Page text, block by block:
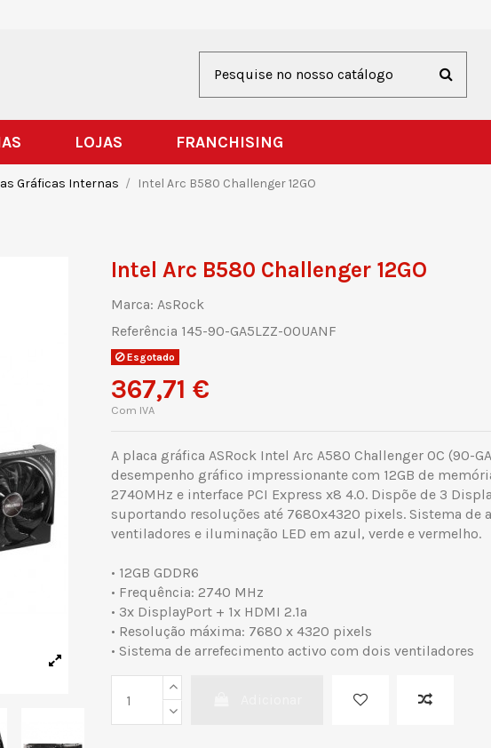
LOJAS FRANCHISING
Gráficas Internas Intel Arc B580 Challenger 12GO
Intel Arc B580 Challenger 12GO
Marca: AsRock
Referência 145-90-GA5LZZ-00UANF
Esgotado
367,71 €
Com IVA
A placa gráfica ASRock Intel Arc A580 Challenger OC (90-
desempenho gráfico impressionante com 12GB de
2740MHz e interface PCI Express x8 4.0. Dispõe de 3
suportando resoluções até 7680x4320 pixels. Sistema de
ventiladores e iluminação LED em azul, verde e vermelho.
• 12GB GDDR6
• Frequência: 2740 MHz
• 3x DisplayPort + 1x HDMI 2.1a
• Resolução máxima: 7680 x 4320 pixels
• Sistema de arrefecimento activo com dois ventiladores